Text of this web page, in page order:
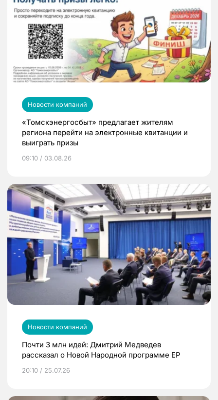
Новости компаний
«Томскэнергосбыт» предлагает жителям
региона перейти на электронные квитанции и
выиграть призы
09:10 / 03.08.26
Новости компаний
Почти 3 млн идей: Дмитрий Медведев
рассказал о Новой Народной программе ЕР
20:10 / 25.07.26